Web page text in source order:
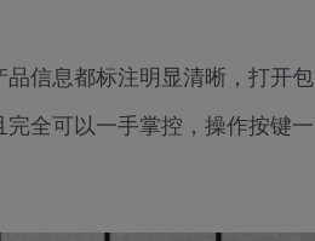
信息都标注明显清晰，打开包
全可以一手掌控，操作按键一